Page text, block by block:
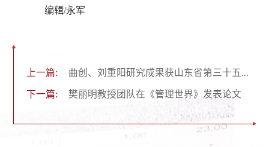
编辑/永军
上一篇: 曲创、刘重阳研究成果获山东省第三十五届社会科学优秀成果一等奖
下一篇: 樊丽明教授团队在《管理世界》发表论文